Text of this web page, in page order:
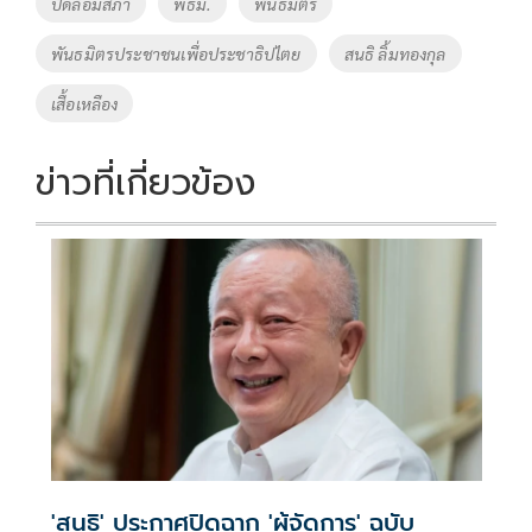
o
k
n
k
พันธมิตรประชาชนเพื่อประชาธิปไตย สนธิ ลิ้มทองกุล
เสื้อเหลือง
ข่าวที่เกี่ยวข้อง
'สนธิ' ประกาศปิดฉาก 'ผู้จัดการ' ฉบับ